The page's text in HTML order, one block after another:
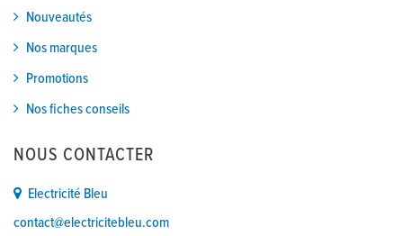
Nouveautés
Nos marques
Promotions
Nos fiches conseils
NOUS CONTACTER
Electricité Bleu
contact@electricitebleu.com